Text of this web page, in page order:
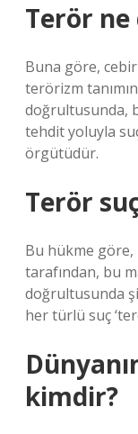
Terör
Buna göre,
terörizm
doğrultusunda,
tehdit yoluyla
örgütüdür.
Terör
Bu hükme
tarafından, bu
doğrultusunda
her türlü suç
kimdir?